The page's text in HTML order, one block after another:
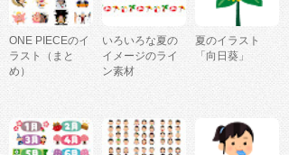
ONE PIECEのイ
ラスト（まと
め）
いろいろな夏の
イメージのライ
ン素材
夏のイラスト
「向日葵」